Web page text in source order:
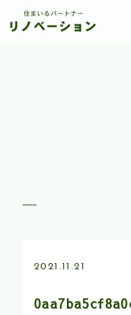
2021.11.21